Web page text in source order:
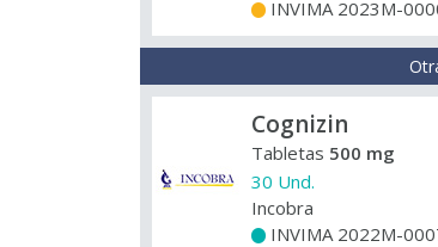
INVIMA 2023M-
Cognizin
Tabletas 500 mg
30 Und.
Incobra
INVIMA 2022M-